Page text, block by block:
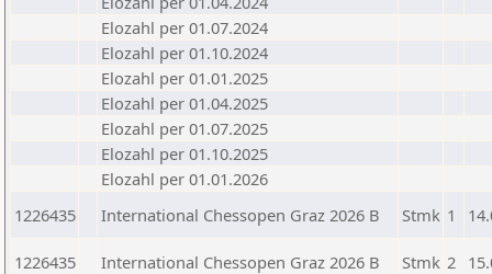
Elozahl per 01.07.2024
Elozahl per 01.10.2024
Elozahl per 01.01.2025
Elozahl per 01.04.2025
Elozahl per 01.07.2025
Elozahl per 01.10.2025
Elozahl per 01.01.2026
1226435
International Chessopen Graz 2026 B Stmk 1
1226435 International Chessopen Graz 2026 B Stmk 2